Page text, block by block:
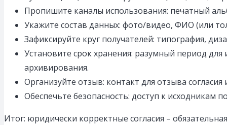
Пропишите каналы использования: печатный
Укажите состав данных: фото/видео, ФИО (или
Зафиксируйте круг получателей: типография,
Установите срок хранения: разумный период
архивирования.
Организуйте отзыв: контакт для отзыва
Обеспечьте безопасность: доступ к исходникам
Итог: юридически корректные согласия –